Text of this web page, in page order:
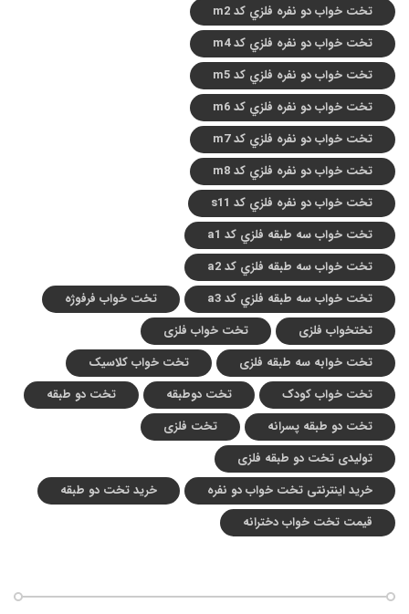
تخت خواب دو نفره فلزي کد m2
تخت خواب دو نفره فلزي کد m4
تخت خواب دو نفره فلزي کد m5
تخت خواب دو نفره فلزي کد m6
تخت خواب دو نفره فلزي کد m7
تخت خواب دو نفره فلزي کد m8
تخت خواب دو نفره فلزي کد s11
تخت خواب سه طبقه فلزي کد a1
تخت خواب سه طبقه فلزي کد a2
تخت خواب سه طبقه فلزي کد a3
تخت خواب فرفوژه
تختخواب فلزی
تخت خواب فلزی
تخت خوابه سه طبقه فلزی
تخت خواب کلاسیک
تخت خواب کودک
تخت دوطبقه
تخت دو طبقه
تخت دو طبقه پسرانه
تخت فلزی
تولیدی تخت دو طبقه فلزی
خرید اینترنتی تخت خواب دو نفره
خرید تخت دو طبقه
قیمت تخت خواب دخترانه